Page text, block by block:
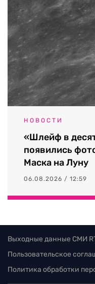
НОВОСТИ
«Шлейф в
появились
Маска на Луну
06.08.2026 / 12:59
Выходные данные СМИ
Пользовательское
Политика обработки